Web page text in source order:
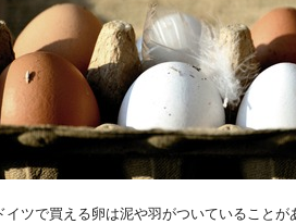
イツで買える卵は泥や羽がついていること